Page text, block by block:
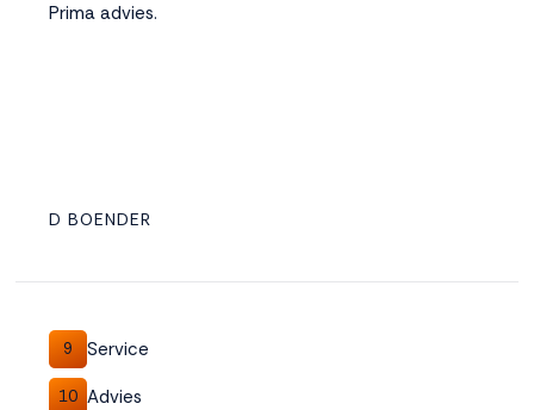
Prima advies.
D BOENDER
9 Service
10 Advies